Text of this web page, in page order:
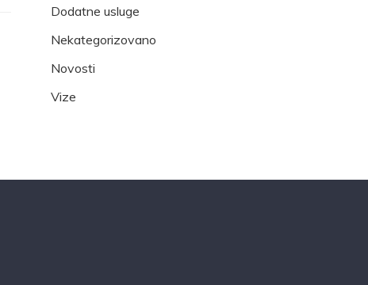
Dodatne usluge
Nekategorizovano
Novosti
Vize